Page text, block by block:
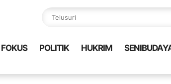
FOKUS POLITIK HUKRIM